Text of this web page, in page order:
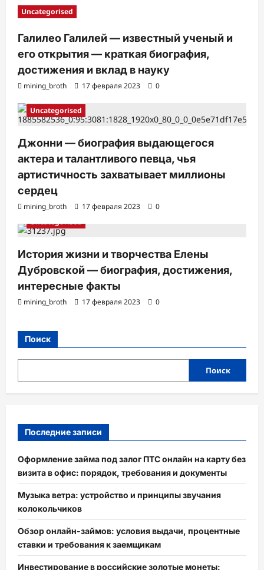
и
Uncategorised
Галилео Галилей — известный ученый и
его открытия — краткая биография,
достижения и вклад в науку
mining_broth 17 февраля 2023 0
Uncategorised
Джонни — биография выдающегося
актера и талантливого певца, чья
артистичность захватывает миллионы
сердец
mining_broth 17 февраля 2023
0
Uncategorised
История жизни и творчества Елены
Дубровской — биография, достижения,
интересные факты
mining_broth 17 февраля 2023 0
Поиск
Поиск
Последние записи
Оформление займа под залог ПТС онлайн на карту без
визита в офис: порядок, требования и документы
Музыка ветра: устройство и принципы звучания
колокольчиков
Обзор онлайн-займов: условия выдачи, процентные
ставки и требования к заемщикам
Инвестирование в российские золотые монеты: